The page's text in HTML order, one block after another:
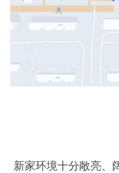
新家环境十分敞亮、